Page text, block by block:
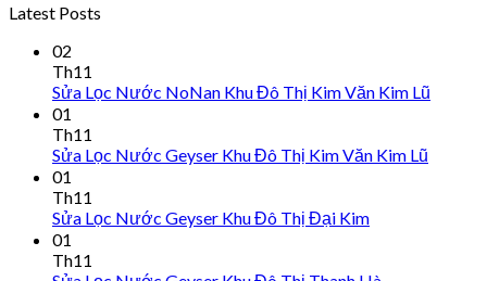
Latest Posts
02
Th11
Sửa Lọc Nước NoNan Khu Đô Thị Kim Văn Kim Lũ
01
Th11
Sửa Lọc Nước Geyser Khu Đô Thị Kim Văn Kim Lũ
01
Th11
Sửa Lọc Nước Geyser Khu Đô Thị Đại Kim
01
Th11